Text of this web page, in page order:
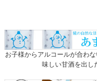
お子様からアルコールが合わ
味しい甘酒を出